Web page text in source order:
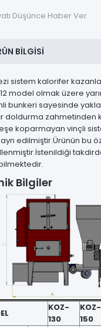
Düşünce Haber Ver
BILGISI
sistem kalorifer
12 model olmak üzere
bunkeri sayesinde
doldurma zahmetinden
koparmayan vinçli
edilmiştir.Ürünün bu
Bilgiler
KOZ-
130
KOZ-
150